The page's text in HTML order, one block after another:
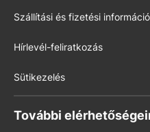
Szállítási és fizetési
Hírlevél-feliratkozás
Sütikezelés
További